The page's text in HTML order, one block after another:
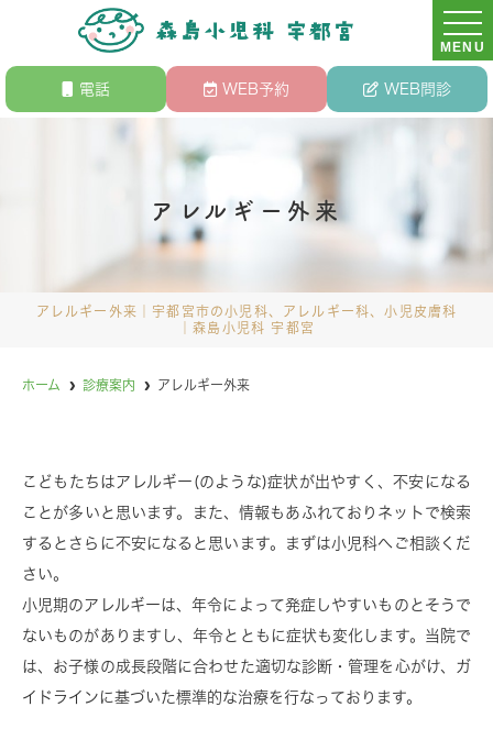
MENU
アレルギー外来
アレルギー外来｜宇都宮市の小児科、アレルギー科、小児皮膚科
｜森島小児科 宇都宮
電話 WEB予約 WEB問診
ホーム 診療案内 アレルギー外来
こどもたちはアレルギー(のような)症状が出やすく、不安になる
ことが多いと思います。また、情報もあふれておりネットで検索
するとさらに不安になると思います。まずは小児科へご相談くだ
さい。
小児期のアレルギーは、年令によって発症しやすいものとそうで
ないものがありますし、年令とともに症状も変化します。当院で
は、お子様の成長段階に合わせた適切な診断・管理を心がけ、ガ
イドラインに基づいた標準的な治療を行なっております。